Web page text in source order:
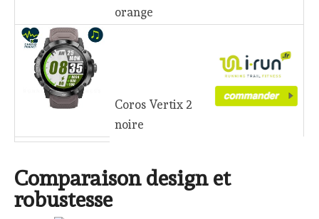
orange
Coros Vertix 2
noire
Comparaison design et
robustesse